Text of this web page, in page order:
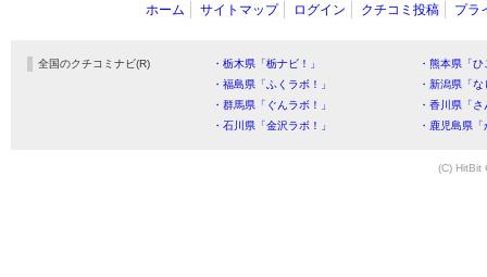
ホーム サイトマップ ログイン クチコミ投稿 プラ
全国のクチコミナビ(R) ・栃木県「栃ナビ！」
・熊本県「
・福島県「ふくラボ！」
・新潟県「
・群馬県「ぐんラボ！」
・香川県「
・石川県「金沢ラボ！」
・鹿児島県
(C) HitBit